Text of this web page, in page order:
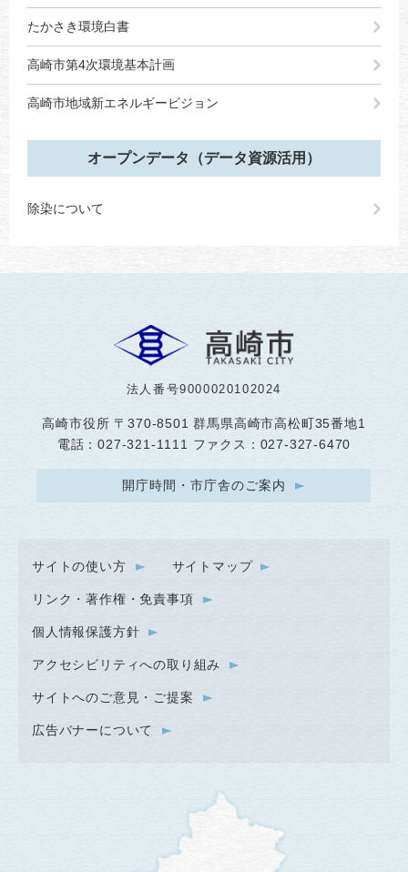
たかさき環境白書
高崎市第4次環境基本計画
高崎市地域新エネルギービジョン
オープンデータ（データ資源活用）
除染について
法人番号9000020102024
高崎市役所 〒370-8501 群馬県高崎市高松町35番地1
電話：027-321-1111 ファクス：027-327-6470
開庁時間・市庁舎のご案内
サイトの使い方 サイトマップ
リンク・著作権・免責事項
個人情報保護方針
アクセシビリティへの取り組み
サイトへのご意見・ご提案
広告バナーについて